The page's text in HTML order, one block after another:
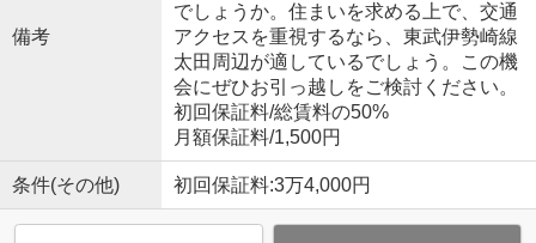
備考
でしょうか。住まいを求める上で、交通
アクセスを重視するなら、東武伊勢崎線
太田周辺が適しているでしょう。この機
会にぜひお引っ越しをご検討ください。
初回保証料/総賃料の50%
月額保証料/1,500円
条件(その他) 初回保証料:3万4,000円